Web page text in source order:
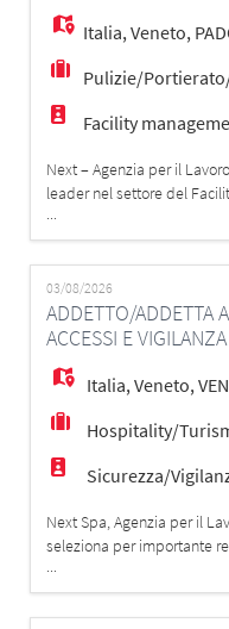
Italia,Veneto,
Pulizie/
Facility
Next – Agenzia per il
leader nel settore del
un/una Responsabile
Management (Pulizie e
attività - Coordinerai e
operative svolte presso le
e organizzerai il lavoro del
...
03/08/2026
ADDETTO/ADDETTA
ACCESSI E
Italia,Veneto,
Hospitality/
Sicurezza/
Next Spa, Agenzia per il
seleziona per importante
vigilanza ADDETTO/
GESTIONE DEI FLUSSI DEI
VIGILANZA NON ARMATA
...